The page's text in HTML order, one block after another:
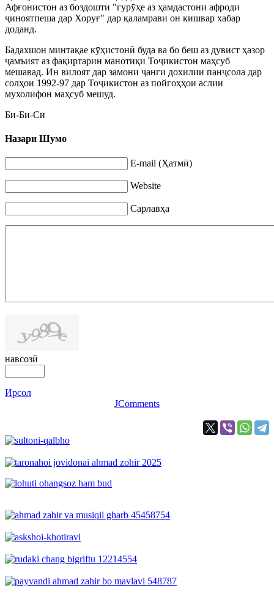
Афғонистон аз боздошти "гурӯҳе аз ҳамдастони афроди
ҷиноятпеша дар Хоруғ" дар қаламрави он кишвар хабар
доданд.
Бадахшон минтақае кӯҳистонӣ буда ва бо беш аз дувист ҳазор
ҷамъият аз фақиртарин манотиқи Тоҷикистон маҳсуб
мешавад. Ин вилоят дар замони ҷанги дохилии панҷсола дар
солҳои 1992-97 дар Тоҷикистон аз пойгоҳҳои аслии
мухолифон маҳсуб мешуд.
Би-Би-Си
Назари Шумо
E-mail (Ҳатмӣ)
Website
Сарлавҳа
навсозӣ
Ирсол
JComments